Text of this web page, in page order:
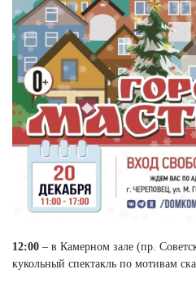
12:00 – в Камерном зале (пр.
кукольный спектакль по мотивам